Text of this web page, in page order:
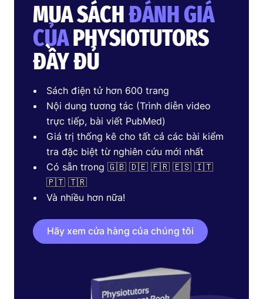
MUA SÁCHĐÁNH GIÁ
CỦAPHYSIOTUTORS
ĐẦY ĐỦ
Sách điện tử hơn 600 trang
Nội dung tương tác (Trình diễn video
trực tiếp, bài viết PubMed)
Giá trị thống kê cho tất cả các bài kiểm
tra đặc biệt từ nghiên cứu mới nhất
Có sẵn trong 🇬🇧 🇩🇪 🇫🇷 🇪🇸 🇮🇹
🇵🇹 🇹🇷
Và nhiều hơn nữa!
Hãy xem cửa hàng của chúng tôi